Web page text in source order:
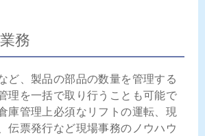
務
ど、製品の部品の数量を管理する
理を一括で取り行うことも可能で
庫管理上必須なリフトの運転、現
伝票発行など現場事務のノウハウ